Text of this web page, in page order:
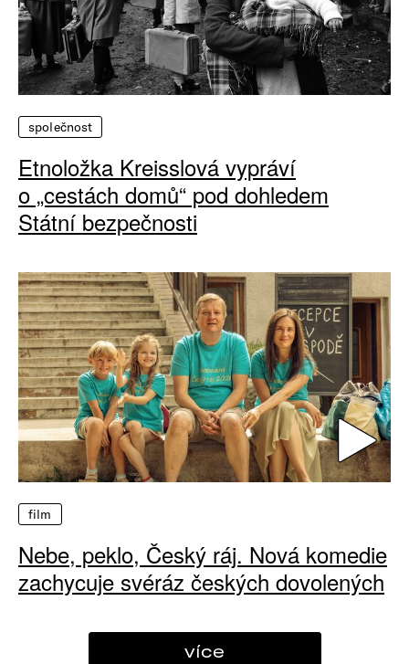
společnost
Etnoložka Kreisslová vypráví
o „cestách domů“ pod dohledem
Státní bezpečnosti
film
Nebe, peklo, Český ráj. Nová komedie
zachycuje svéráz českých dovolených
více